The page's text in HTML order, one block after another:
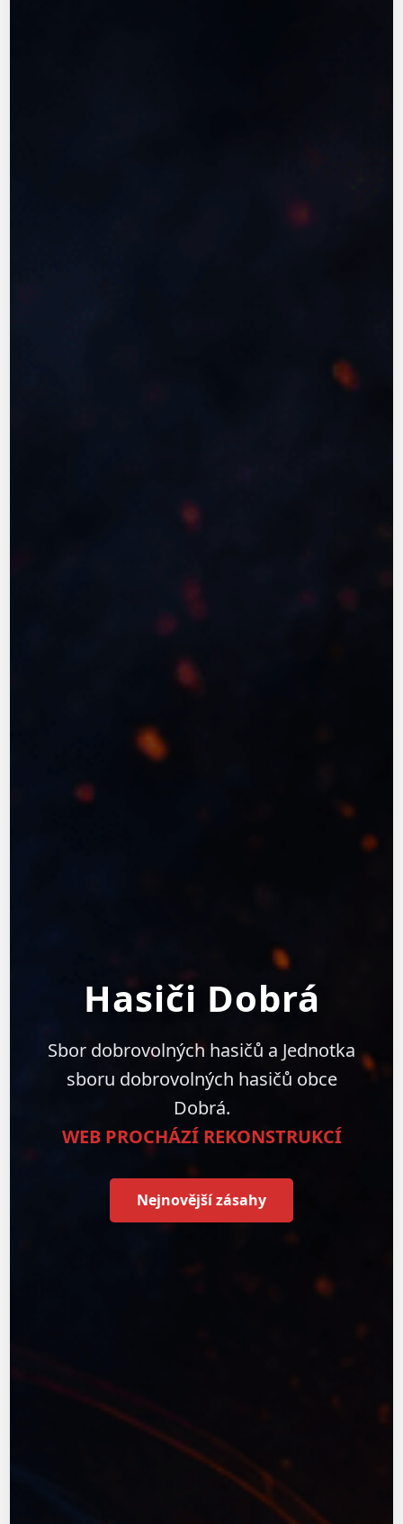
Hasiči Dobrá
Sbor dobrovolných hasičů a Jednotka
sboru dobrovolných hasičů obce
Dobrá.
WEB PROCHÁZÍ REKONSTRUKCÍ
Nejnovější zásahy